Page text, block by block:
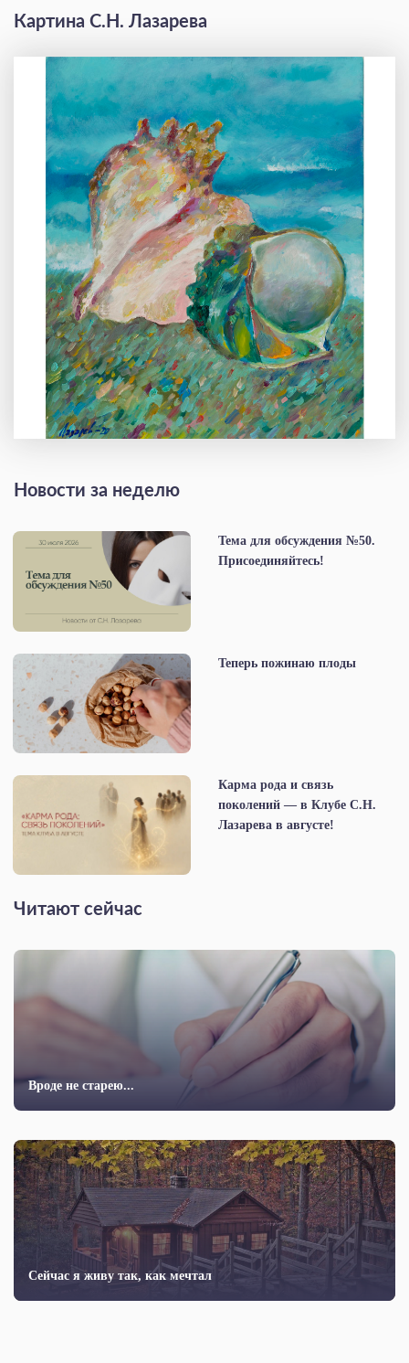
Картина С.Н. Лазарева
Новости за неделю
Тема для обсуждения №50.
Присоединяйтесь!
Теперь пожинаю плоды
Карма рода и связь
поколений — в Клубе С.Н.
Лазарева в августе!
Читают сейчас
Вроде не старею...
Сейчас я живу так, как мечтал